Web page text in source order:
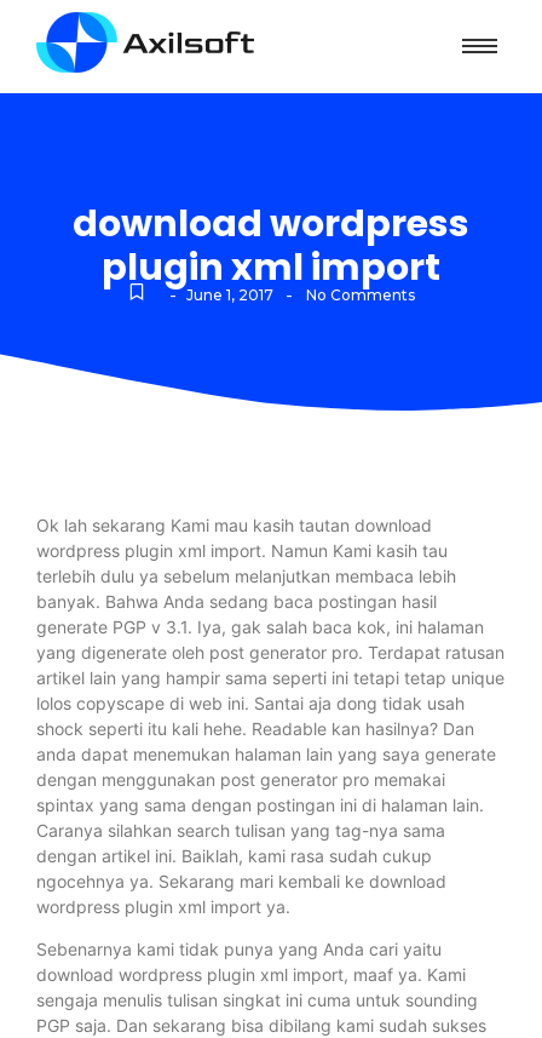
download wordpress
plugin xml import
- June 1, 2017 - No Comments
Ok lah sekarang Kami mau kasih tautan download
wordpress plugin xml import. Namun Kami kasih tau
terlebih dulu ya sebelum melanjutkan membaca lebih
banyak. Bahwa Anda sedang baca postingan hasil
generate PGP v 3.1. Iya, gak salah baca kok, ini halaman
yang digenerate oleh post generator pro. Terdapat ratusan
artikel lain yang hampir sama seperti ini tetapi tetap unique
lolos copyscape di web ini. Santai aja dong tidak usah
shock seperti itu kali hehe. Readable kan hasilnya? Dan
anda dapat menemukan halaman lain yang saya generate
dengan menggunakan post generator pro memakai
spintax yang sama dengan postingan ini di halaman lain.
Caranya silahkan search tulisan yang tag-nya sama
dengan artikel ini. Baiklah, kami rasa sudah cukup
ngocehnya ya. Sekarang mari kembali ke download
wordpress plugin xml import ya.
Sebenarnya kami tidak punya yang Anda cari yaitu
download wordpress plugin xml import, maaf ya. Kami
sengaja menulis tulisan singkat ini cuma untuk sounding
PGP saja. Dan sekarang bisa dibilang kami sudah sukses